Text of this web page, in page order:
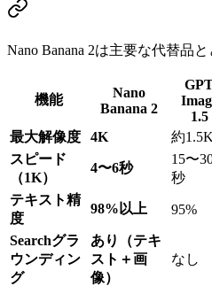
Nano Banana 2は主要な代替品
機能
Nano
Banana 2
1.5
最大解像度
4K 約1.5K
スピード
（1K）
4〜6秒
15〜
秒
テキスト精
度
98%以上 95%
Searchグラ
ウンディン
グ
あり（テキ
スト＋画
像）
なし